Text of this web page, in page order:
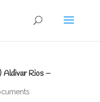
Rios –